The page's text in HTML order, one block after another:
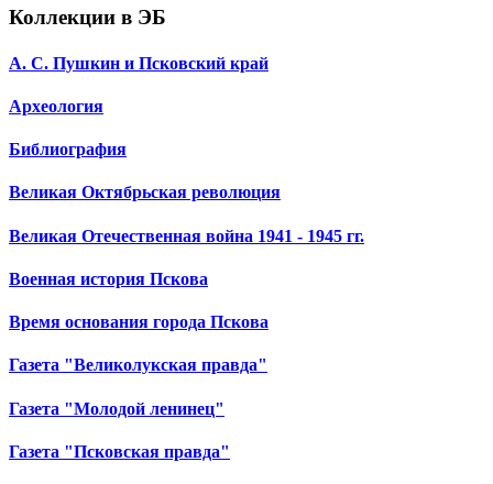
Коллекции в ЭБ
А. С. Пушкин и Псковский край
Археология
Библиография
Великая Октябрьская революция
Великая Отечественная война 1941 - 1945 гг.
Военная история Пскова
Время основания города Пскова
Газета "Великолукская правда"
Газета "Молодой ленинец"
Газета "Псковская правда"